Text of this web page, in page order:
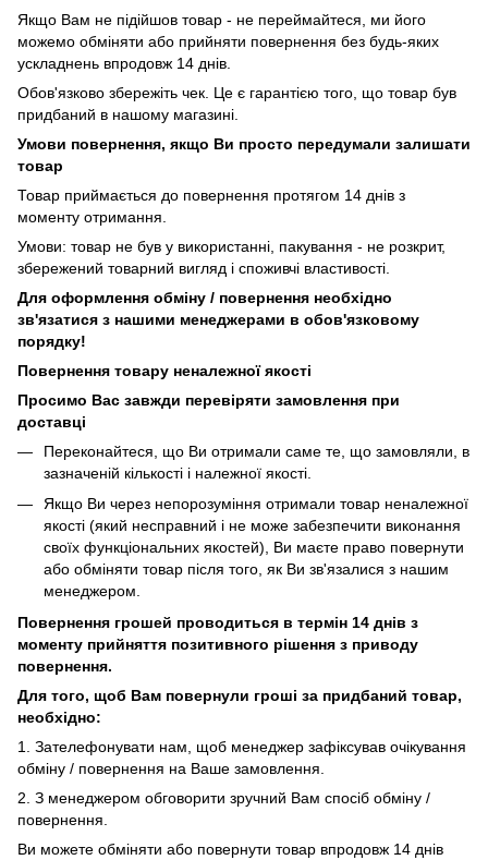
Якщо Вам не підійшов товар - не переймайтеся, ми його
можемо обміняти або прийняти повернення без будь-яких
ускладнень впродовж 14 днів.
Обов'язково збережіть чек. Це є гарантією того, що товар був
придбаний в нашому магазині.
Умови повернення, якщо Ви просто передумали залишати
товар
Товар приймається до повернення протягом 14 днів з
моменту отримання.
Умови: товар не був у використанні, пакування - не розкрит,
збережений товарний вигляд і споживчі властивості.
Для оформлення обміну / повернення необхідно
зв'язатися з нашими менеджерами в обов'язковому
порядку!
Повернення товару неналежної якості
Просимо Вас завжди перевіряти замовлення при
доставці
Переконайтеся, що Ви отримали саме те, що замовляли, в
зазначеній кількості і належної якості.
Якщо Ви через непорозуміння отримали товар неналежної
якості (який несправний і не може забезпечити виконання
своїх функціональних якостей), Ви маєте право повернути
або обміняти товар після того, як Ви зв'язалися з нашим
менеджером.
Повернення грошей проводиться в термін 14 днів з
моменту прийняття позитивного рішення з приводу
повернення.
Для того, щоб Вам повернули гроші за придбаний товар,
необхідно:
1. Зателефонувати нам, щоб менеджер зафіксував очікування
обміну / повернення на Ваше замовлення.
2. З менеджером обговорити зручний Вам спосіб обміну /
повернення.
Ви можете обміняти або повернути товар впродовж 14 днів